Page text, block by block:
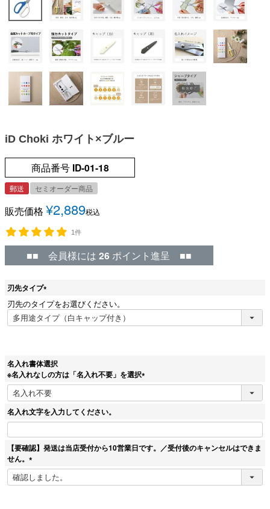
iD Choki ホワイト×ブルー
商品番号 ID-01-18
郵送 セミオーダー商品
販売価格 ¥2,889税込
1件
■■ 会員様には 26 ポイント進呈 ■■
刃先タイプ
(
必
須
刃先のタイプをお選びください。
名入れ書体選択
※名入れなしの方は「名入れ不要」を選択
(
必
)
名入れ文字を入力してください。
【要確認】発送は当店受付から10営業日です。／受付後のキャンセルはできま
せん。
(
必